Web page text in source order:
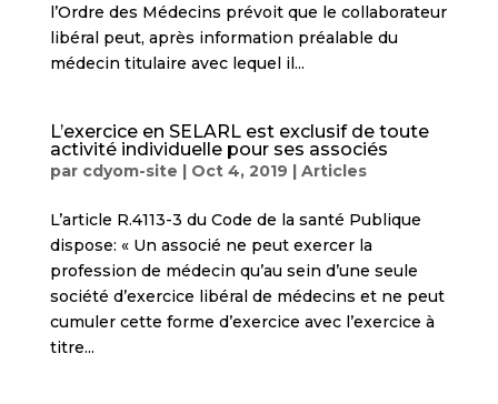
l’Ordre des Médecins prévoit que le collaborateur
libéral peut, après information préalable du
médecin titulaire avec lequel il...
L’exercice en SELARL est exclusif de toute
activité individuelle pour ses associés
par cdyom-site | Oct 4, 2019 | Articles
L’article R.4113-3 du Code de la santé Publique
dispose: « Un associé ne peut exercer la
profession de médecin qu’au sein d’une seule
société d’exercice libéral de médecins et ne peut
cumuler cette forme d’exercice avec l’exercice à
titre...